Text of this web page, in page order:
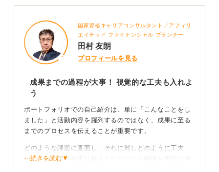
国家資格キャリアコンサルタント／アフィリ
エイテッド ファイナンシャル プランナー
田村 友朗
プロフィールを見る
成果までの過程が大事！ 視覚的な工夫も入れよ
う
ポートフォリオでの自己紹介は、単に「こんなことをし
ました」と活動内容を羅列するのではなく、成果に至る
までのプロセスを伝えることが重要です。
どのような課題に直面し、それに対しどのように工夫
し、どんな困難を乗り越えたのかという物語を明確に示
⋯続きを読む▼